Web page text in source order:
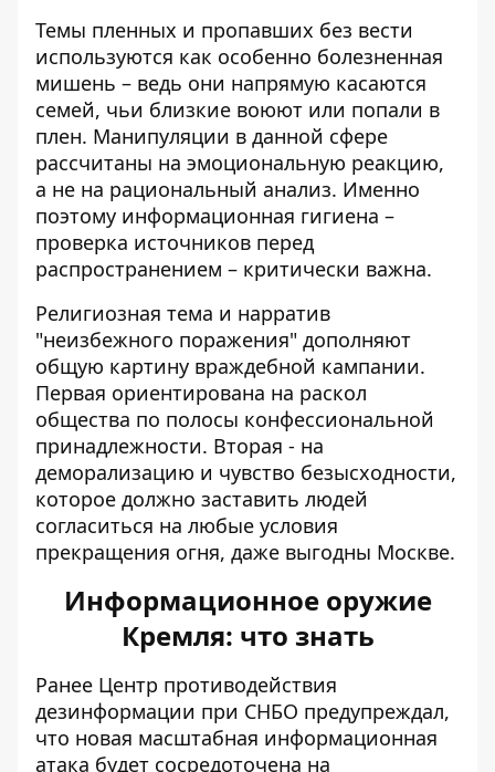
Темы пленных и пропавших без вести
используются как особенно болезненная
мишень – ведь они напрямую касаются
семей, чьи близкие воюют или попали в
плен. Манипуляции в данной сфере
рассчитаны на эмоциональную реакцию,
а не на рациональный анализ. Именно
поэтому информационная гигиена –
проверка источников перед
распространением – критически важна.
Религиозная тема и нарратив
"неизбежного поражения" дополняют
общую картину враждебной кампании.
Первая ориентирована на раскол
общества по полосы конфессиональной
принадлежности. Вторая - на
деморализацию и чувство безысходности,
которое должно заставить людей
согласиться на любые условия
прекращения огня, даже выгодны Москве.
Информационное оружие
Кремля: что знать
Ранее Центр противодействия
дезинформации при СНБО предупреждал,
что новая масштабная информационная
атака будет сосредоточена на